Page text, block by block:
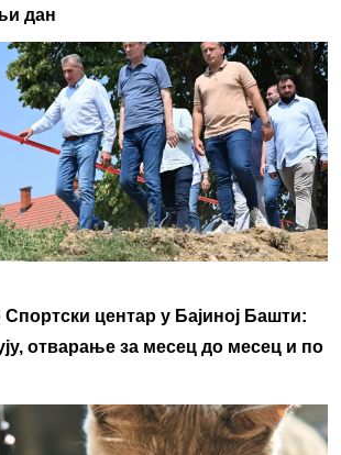
дан
центар у Бајиној Башти:
отварање за месец до месец и по